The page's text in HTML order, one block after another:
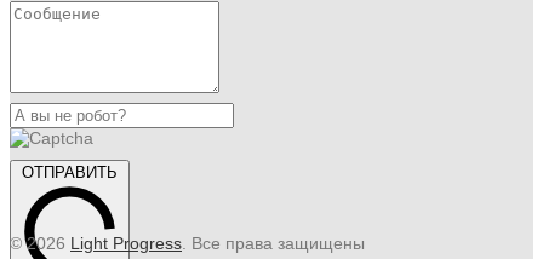
ОТПРАВИТЬ
© 2026 Light Progress . Все права защищены